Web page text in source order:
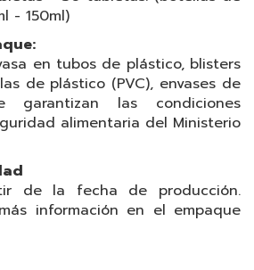
- 150ml)
en tubos de plástico, blisters
de plástico (PVC), envases de
garantizan las condiciones
alimentaria del Ministerio
de la fecha de producción.
información en el empaque